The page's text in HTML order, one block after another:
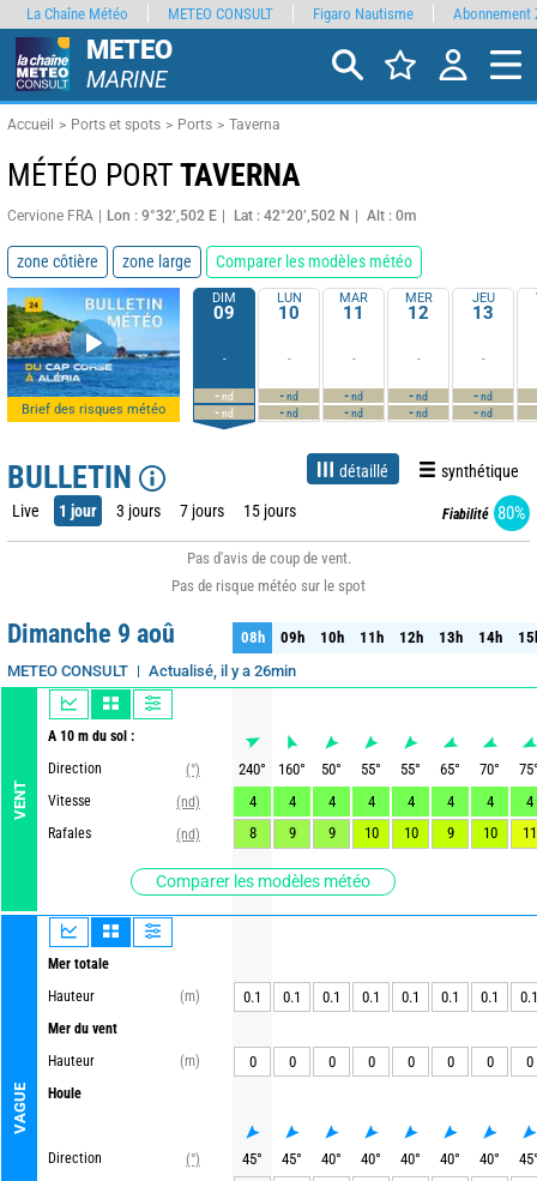
METEO
MARINE
Accueil Ports et spots Ports Taverna
MÉTÉO PORT TAVERNA
Cervione FRA Lon : 9°32’,502 E Lat : 42°20’,502 N Alt : 0m
zone côtière zone large Comparer les modèles météo
Brief des risques météo
DIM
09
-
-nd
-nd
LUN
10
-
-nd
-nd
MAR
11
-
-nd
-nd
MER
12
-
-nd
-nd
JEU
13
-
-nd
-nd
BULLETIN détaillé synthétique
Live 1 jour 3 jours 7 jours 15 jours Fiabilité 80%
Pas d'avis de coup de vent.
Pas de risque météo sur le spot
Dimanche 9 aoû
METEO CONSULT Actualisé, il y a 26min
VENT
A 10 m du sol :
Direction
(°)
Vitesse
(nd)
Rafales
(nd)
Comparer les modèles météo
VAGUE
Mer totale
Hauteur
(m)
Mer du vent
Hauteur
(m)
Houle
Direction
(°)
08h 09h 10h 11h 12h 13h 14h
08h 09h 10h 11h 12h 13h 14h
240° 160° 50° 55° 55° 65° 70° 75
4
4 4 4 4 4 4
4
8
9 9 10 10 9 10 11
0.1 0.1 0.1 0.1 0.1 0.1 0.1 0.1
0 0 0 0 0 0 0 0
45° 45° 40° 40° 40° 40° 40° 45
La Chaîne Météo METEO CONSULT Figaro Nautisme Abonnement